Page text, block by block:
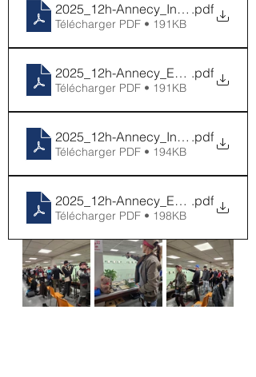
2025_12h- .pdf
Télécharger PDF • 191KB
2025_12h- .pdf
Télécharger PDF • 191KB
2025_12h- .pdf
Télécharger PDF • 194KB
2025_12h-Annecy_Equipe_Pistolet
.pdf
Télécharger PDF • 198KB